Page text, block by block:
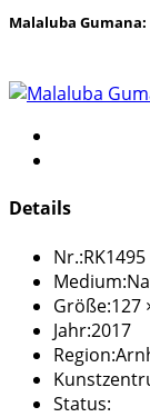
Malaluba Gumana:
Details
Nr.:RK1495
Medium:
Größe:127
Jahr:2017
Region:
Status: